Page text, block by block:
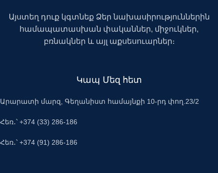
Այստեղ դուք կգտնեք Ձեր նախասիրություններին
համապատասխան փականներ, միջուկներ,
բռնակներ և այլ աքսեսուարներ։
Կապ Մեզ հետ
Արարատի մարզ, Գեղանիստ համայնքի 10-րդ փող.23/2
Հեռ․՝ +374 (33) 286-186
Հեռ․՝ +374 (91) 286-186